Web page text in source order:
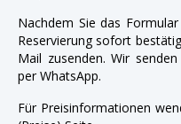
Nachdem Sie das
Reservierung sofort
Mail zusenden. Wir
per WhatsApp.
Für Preisinformationen